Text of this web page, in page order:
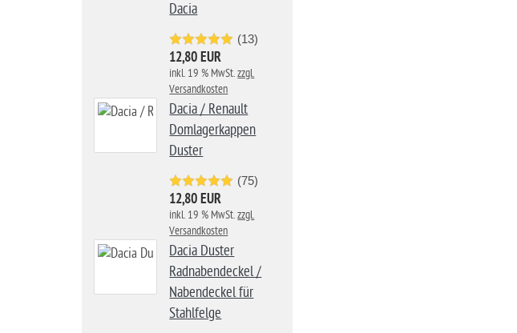
Dacia
(13)
12,80 EUR
inkl. 19 % MwSt.zzgl.
Versandkosten
Dacia / Renault
Domlagerkappen
Duster
(75)
12,80 EUR
inkl. 19 % MwSt.zzgl.
Versandkosten
Dacia Duster
Radnabendeckel /
Nabendeckel für
Stahlfelge